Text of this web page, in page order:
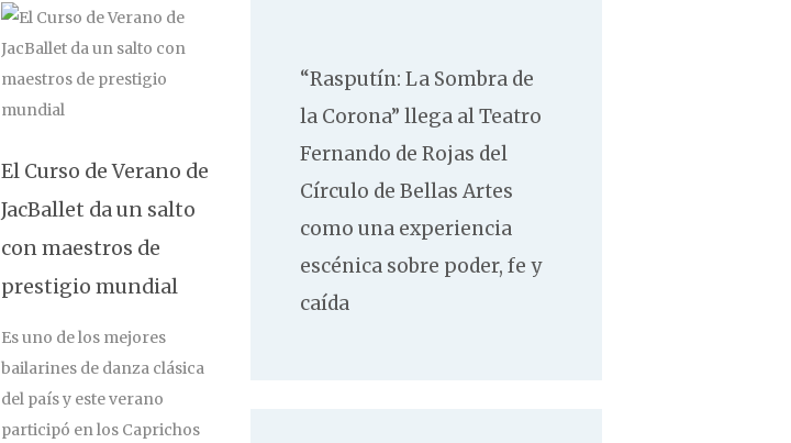
El Curso de Verano de
JacBallet da un salto
con maestros de
prestigio mundial
Es uno de los mejores
bailarines de danza clásica
del país y este verano
participó en los Caprichos
“Rasputín: La Sombra de
la Corona” llega al Teatro
Fernando de Rojas del
Círculo de Bellas Artes
como una experiencia
escénica sobre poder, fe y
caída